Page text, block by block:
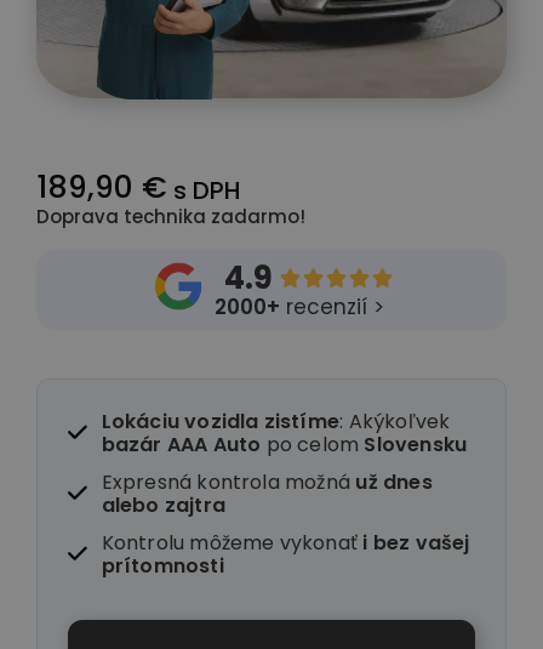
189,90 € s DPH
Doprava technika zadarmo!
4.9 
2000+ recenzií >
Lokáciu vozidla zistíme: Akýkoľvek
bazár AAA Auto po celom Slovensku
Expresná kontrola možná už dnes
alebo zajtra
Kontrolu môžeme vykonať i bez vašej
prítomnosti